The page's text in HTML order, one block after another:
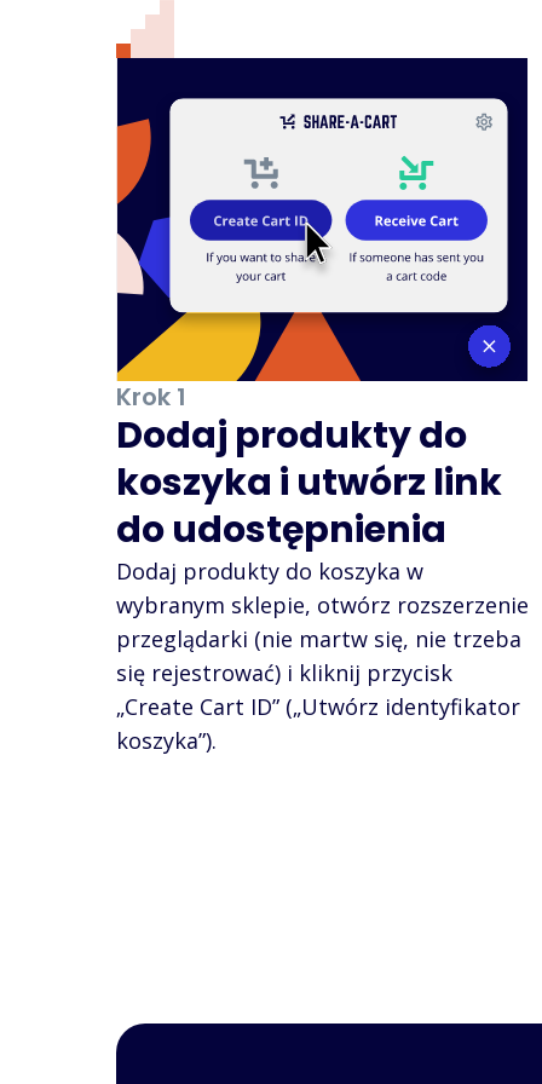
Krok 1
Dodaj produkty do
koszyka i utwórz link
do udostępnienia
Dodaj produkty do koszyka w
wybranym sklepie, otwórz rozszerzenie
przeglądarki (nie martw się, nie trzeba
się rejestrować) i kliknij przycisk
„Create Cart ID” („Utwórz identyfikator
koszyka”).